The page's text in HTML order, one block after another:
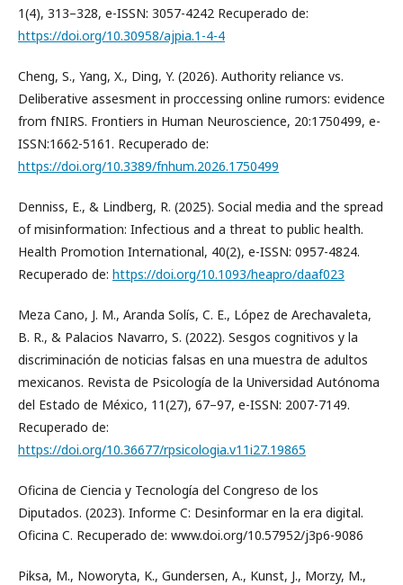
1(4), 313–328, e-ISSN: 3057-4242 Recuperado de:
https://doi.org/10.30958/ajpia.1-4-4
Cheng, S., Yang, X., Ding, Y. (2026). Authority reliance vs.
Deliberative assesment in proccessing online rumors: evidence
from fNIRS. Frontiers in Human Neuroscience, 20:1750499, e-
ISSN:1662-5161. Recuperado de:
https://doi.org/10.3389/fnhum.2026.1750499
Denniss, E., & Lindberg, R. (2025). Social media and the spread
of misinformation: Infectious and a threat to public health.
Health Promotion International, 40(2), e-ISSN: 0957-4824.
Recuperado de: https://doi.org/10.1093/heapro/daaf023
Meza Cano, J. M., Aranda Solís, C. E., López de Arechavaleta,
B. R., & Palacios Navarro, S. (2022). Sesgos cognitivos y la
discriminación de noticias falsas en una muestra de adultos
mexicanos. Revista de Psicología de la Universidad Autónoma
del Estado de México, 11(27), 67–97, e-ISSN: 2007-7149.
Recuperado de:
https://doi.org/10.36677/rpsicologia.v11i27.19865
Oficina de Ciencia y Tecnología del Congreso de los
Diputados. (2023). Informe C: Desinformar en la era digital.
Oficina C. Recuperado de: www.doi.org/10.57952/j3p6-9086
Piksa, M., Noworyta, K., Gundersen, A., Kunst, J., Morzy, M.,